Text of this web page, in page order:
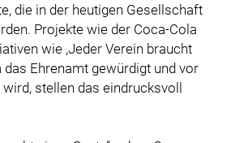
die in der heutigen Gesellschaft
Projekte wie der Coca-Cola
wie ,Jeder Verein braucht
das Ehrenamt gewürdigt und vor
stellen das eindrucksvoll